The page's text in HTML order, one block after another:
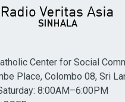
Center for Social
Place, Colombo 08, Sri
8:00AM–6:00PM